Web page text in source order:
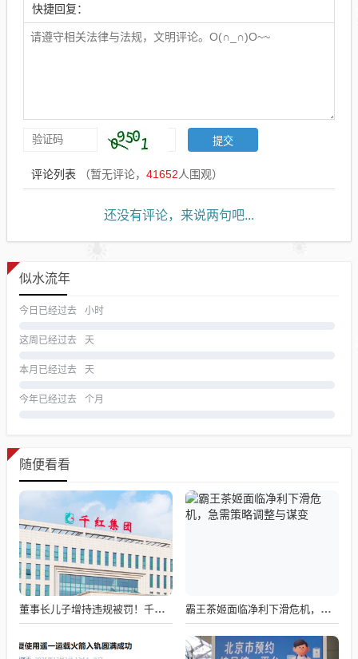
快捷回复：
评论列表 （暂无评论， 41652人围观）
还没有评论，来说两句吧...
似水流年
今日已经过去 小时
这周已经过去 天
本月已经过去 天
今年已经过去 个月
随便看看
董事长儿子增持违规被罚！千红制药市值128亿，半年净赚2.58亿却踩雷信托5年 霸王茶姬面临净利下滑危机，急需策略调整与谋变